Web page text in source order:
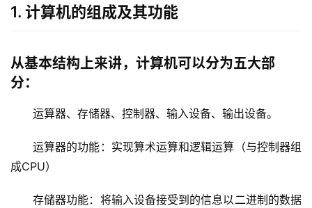
1. 计算机的组成及其功能
从基本结构上来讲，计算机可以分为五大部
分：
运算器、存储器、控制器、输入设备、输出设备。
运算器的功能：实现算术运算和逻辑运算（与控制器组
成CPU）
存储器功能：将输入设备接受到的信息以二进制的数据